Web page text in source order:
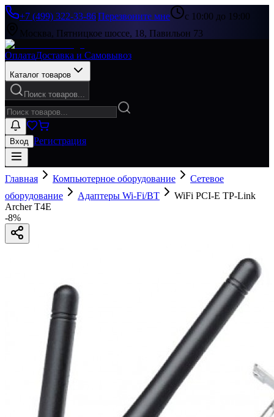
+7 (499) 322-33-86|Перезвоните мне
с 10:00 до 19:00
Москва, Пятницкое шоссе, 18, Павильон 73
ОплатаДоставка и Самовывоз
Каталог товаров
Поиск товаров...
Вход Регистрация
Главная Компьютерное оборудование
Сетевое
оборудование
Адаптеры Wi-Fi/BT
WiFi PCI-E TP-Link
Archer T4E
-8%